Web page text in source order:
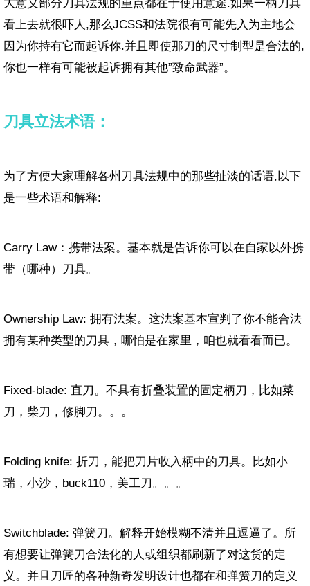
大意义部分刀具法规的重点都在于使用意途.如果一柄刀具
看上去就很吓人,那么JCSS和法院很有可能先入为主地会
因为你持有它而起诉你.并且即使那刀的尺寸制型是合法的,
你也一样有可能被起诉拥有其他”致命武器”。
刀具立法术语：
为了方便大家理解各州刀具法规中的那些扯淡的话语,以下
是一些术语和解释:
Carry Law：携带法案。基本就是告诉你可以在自家以外携
带（哪种）刀具。
Ownership Law: 拥有法案。这法案基本宣判了你不能合法
拥有某种类型的刀具，哪怕是在家里，咱也就看看而已。
Fixed-blade: 直刀。不具有折叠装置的固定柄刀，比如菜
刀，柴刀，修脚刀。。。
Folding knife: 折刀，能把刀片收入柄中的刀具。比如小
瑞，小沙，buck110，美工刀。。。
Switchblade: 弹簧刀。解释开始模糊不清并且逗逼了。所
有想要让弹簧刀合法化的人或组织都刷新了对这货的定
义。并且刀匠的各种新奇发明设计也都在和弹簧刀的定义